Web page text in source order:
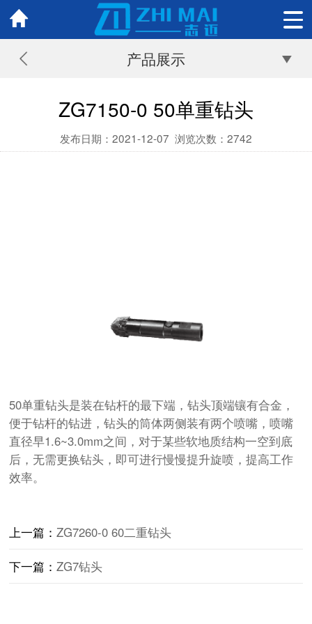
产品展示
ZG7150-0 50单重钻头
发布日期：2021-12-07 浏览次数：2742
50单重钻头是装在钻杆的最下端，钻头顶端镶有合金，
便于钻杆的钻进，钻头的筒体两侧装有两个喷嘴，喷嘴
直径早1.6~3.0mm之间，对于某些软地质结构一空到底
后，无需更换钻头，即可进行慢慢提升旋喷，提高工作
效率。
上一篇：ZG7260-0 60二重钻头
下一篇：ZG7钻头